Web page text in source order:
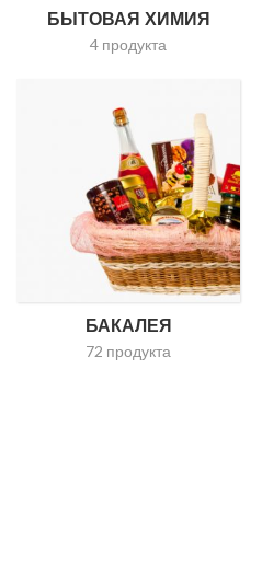
БЫТОВАЯ ХИМИЯ
4 продукта
БАКАЛЕЯ
72 продукта